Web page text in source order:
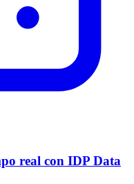
real con IDP Data